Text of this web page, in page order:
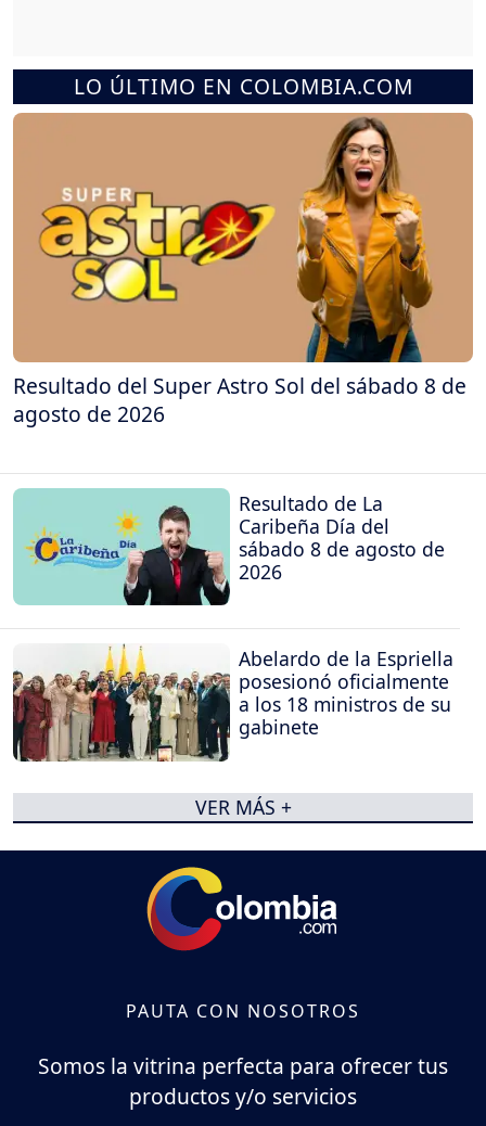
LO ÚLTIMO EN COLOMBIA.COM
Resultado del Super Astro Sol del sábado 8 de
agosto de 2026
Resultado de La
Caribeña Día del
sábado 8 de agosto de
2026
Abelardo de la Espriella
posesionó oficialmente
a los 18 ministros de su
gabinete
VER MÁS +
PAUTA CON NOSOTROS
Somos la vitrina perfecta para ofrecer tus
productos y/o servicios